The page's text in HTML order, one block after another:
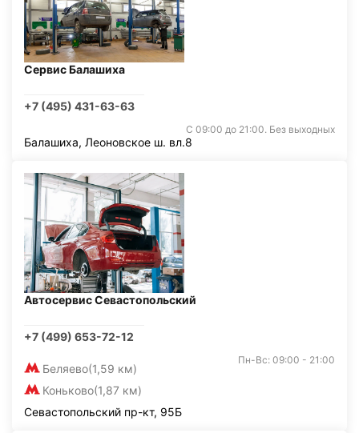
Сервис Балашиха
+7 (495) 431-63-63
С 09:00 до 21:00. Без выходных
Балашиха, Леоновское ш. вл.8
Автосервис Севастопольский
+7 (499) 653-72-12
Беляево(1,59 км)
Коньково(1,87 км)
Пн-Вс: 09:00 - 21:00
Севастопольский пр-кт, 95Б